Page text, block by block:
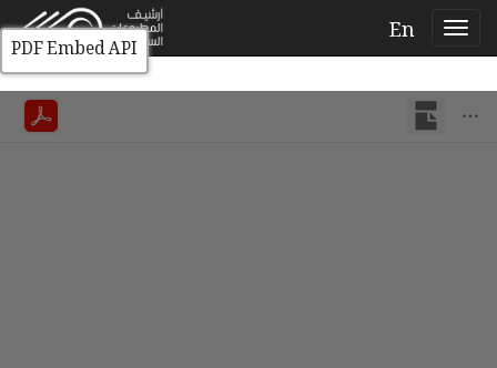
En
PDF Embed API